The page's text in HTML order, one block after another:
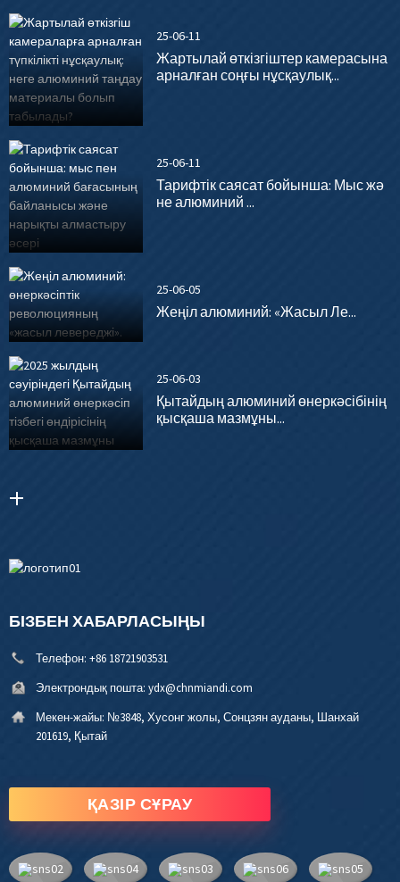
25-06-11
Жартылай өткізгіштер камерасына
арналған соңғы нұсқаулық...
25-06-11
Тарифтік саясат бойынша: Мыс жә
не алюминий ...
25-06-05
Жеңіл алюминий: «Жасыл Ле...
25-06-03
Қытайдың алюминий өнеркәсібінің
қысқаша мазмұны...
БІЗБЕН ХАБАРЛАСЫҢЫ
Телефон: +86 18721903531
Электрондық пошта: ydx@chnmiandi.com
Мекен-жайы: №3848, Хусонг жолы, Сонцзян ауданы, Шанхай
201619, Қытай
ҚАЗІР СҰРАУ